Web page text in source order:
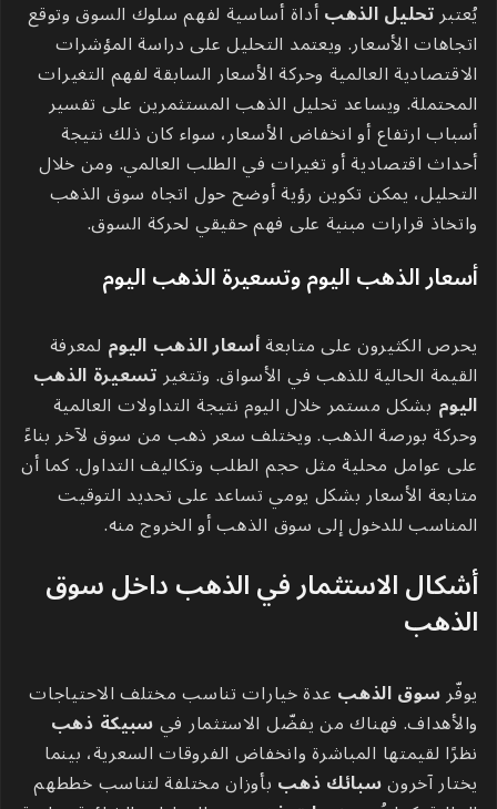
يُعتبرتحليل الذهبأداة أساسية لفهم سلوك السوق وتوقع
اتجاهات الأسعار. ويعتمد التحليل على دراسة المؤشرات
الاقتصادية العالمية وحركة الأسعار السابقة لفهم التغيرات
المحتملة. ويساعد تحليل الذهب المستثمرين على تفسير
أسباب ارتفاع أو انخفاض الأسعار، سواء كان ذلك نتيجة
أحداث اقتصادية أو تغيرات في الطلب العالمي. ومن خلال
التحليل، يمكن تكوين رؤية أوضح حول اتجاه سوق الذهب
واتخاذ قرارات مبنية على فهم حقيقي لحركة السوق.
أسعار الذهب اليوم وتسعيرة الذهب اليوم
يحرص الكثيرون على متابعةأسعار الذهب اليوم لمعرفة
القيمة الحالية للذهب في الأسواق. وتتغيرتسعيرة الذهب
اليوم بشكل مستمر خلال اليوم نتيجة التداولات العالمية
وحركة بورصة الذهب. ويختلف سعر ذهب من سوق لآخر بناءً
على عوامل محلية مثل حجم الطلب وتكاليف التداول. كما أن
متابعة الأسعار بشكل يومي تساعد على تحديد التوقيت
المناسب للدخول إلى سوق الذهب أو الخروج منه.
أشكال الاستثمار في الذهب داخل سوق
الذهب
يوفّرسوق الذهب عدة خيارات تناسب مختلف الاحتياجات
والأهداف. فهناك من يفضّل الاستثمار فيسبيكة ذهب
نظرًا لقيمتها المباشرة وانخفاض الفروقات السعرية، بينما
يختار آخرونسبائك ذهب بأوزان مختلفة لتناسب خططهم